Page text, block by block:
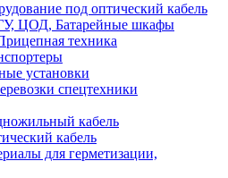
под оптический кабель
ЦОД, Батарейные шкафы
техника
установки
спецтехники
кабель
кабель
для герметизации,